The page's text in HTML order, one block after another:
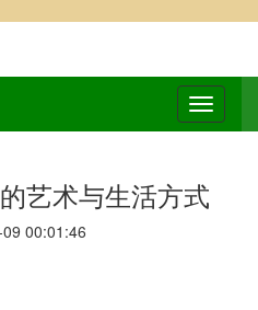
艺术与生活方式
00:01:46